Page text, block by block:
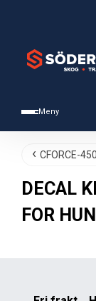
Meny
CFORCE-
DECAL
FOR